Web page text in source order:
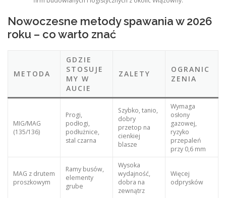
Nowoczesne metody spawania w 2026
roku – co warto znać
METODA
GDZIE
STOSUJE
MY W
AUCIE
ZALETY
OGRANIC
ZENIA
MIG/MAG
(135/136)
Progi,
podłogi,
podłużnice,
stal czarna
Szybko, tanio,
dobry
przetop na
cienkiej
blasze
Wymaga
osłony
gazowej,
ryzyko
przepaleń
przy 0,6 mm
MAG z drutem
proszkowym
Ramy busów,
elementy
grube
Wysoka
wydajność,
dobra na
zewnątrz
Więcej
odprysków